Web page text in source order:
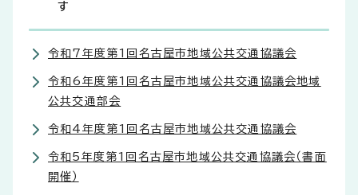
す
令和7年度第1回名古屋市地域公共交通協議会
令和6年度第1回名古屋市地域公共交通協議会地域
公共交通部会
令和4年度第1回名古屋市地域公共交通協議会
令和5年度第1回名古屋市地域公共交通協議会（書面
開催）